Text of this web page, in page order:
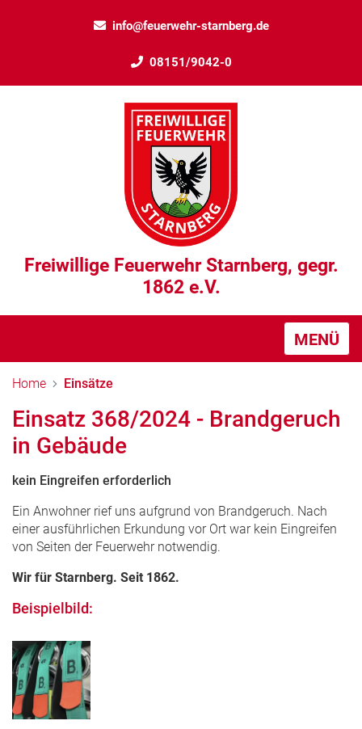
info@feuerwehr-starnberg.de
08151/9042-0
Freiwillige Feuerwehr Starnberg, gegr.
1862 e.V.
MENÜ
Home Einsätze
Einsatz 368/2024 - Brandgeruch
in Gebäude
kein Eingreifen erforderlich
Ein Anwohner rief uns aufgrund von Brandgeruch. Nach
einer ausführlichen Erkundung vor Ort war kein Eingreifen
von Seiten der Feuerwehr notwendig.
Wir für Starnberg. Seit 1862.
Beispielbild: